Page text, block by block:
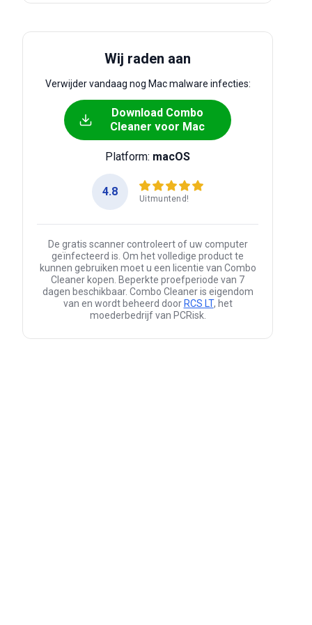
Wij raden aan
Verwijder vandaag nog Mac malware infecties:
Download Combo
Cleaner voor Mac
Platform: macOS
4.8
Uitmuntend!
De gratis scanner controleert of uw computer
geïnfecteerd is. Om het volledige product te
kunnen gebruiken moet u een licentie van Combo
Cleaner kopen. Beperkte proefperiode van 7
dagen beschikbaar. Combo Cleaner is eigendom
van en wordt beheerd door RCS LT, het
moederbedrijf van PCRisk.